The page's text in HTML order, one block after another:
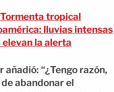
Tormenta tropical
lluvias intensas
la alerta
“¿Tengo razón,
abandonar el